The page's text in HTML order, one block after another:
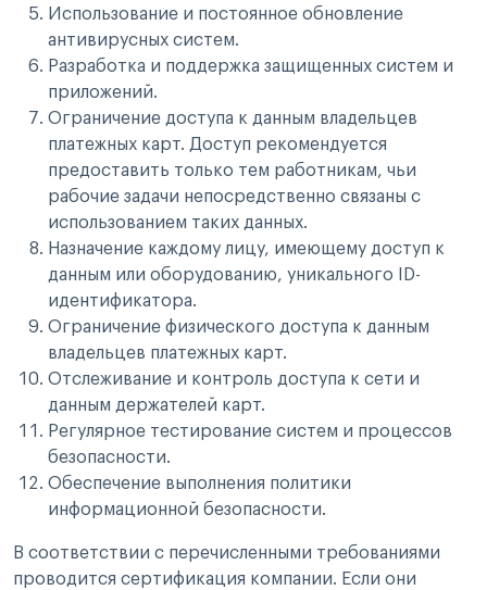
Использование и постоянное обновление
антивирусных систем.
Разработка и поддержка защищенных систем и
приложений.
Ограничение доступа к данным владельцев
платежных карт. Доступ рекомендуется
предоставить только тем работникам, чьи
рабочие задачи непосредственно связаны с
использованием таких данных.
Назначение каждому лицу, имеющему доступ к
данным или оборудованию, уникального ID-
идентификатора.
Ограничение физического доступа к данным
владельцев платежных карт.
Отслеживание и контроль доступа к сети и
данным держателей карт.
Регулярное тестирование систем и процессов
безопасности.
Обеспечение выполнения политики
информационной безопасности.
В соответствии с перечисленными требованиями
проводится сертификация компании. Если они